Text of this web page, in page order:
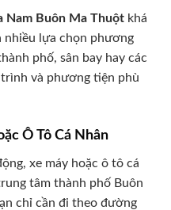
Nam Buôn Ma Thuột khá
nhiều lựa chọn phương
phố, sân bay hay các
và phương tiện phù
Ô Tô Cá Nhân
xe máy hoặc ô tô cá
tâm thành phố Buôn
chỉ cần đi theo đường